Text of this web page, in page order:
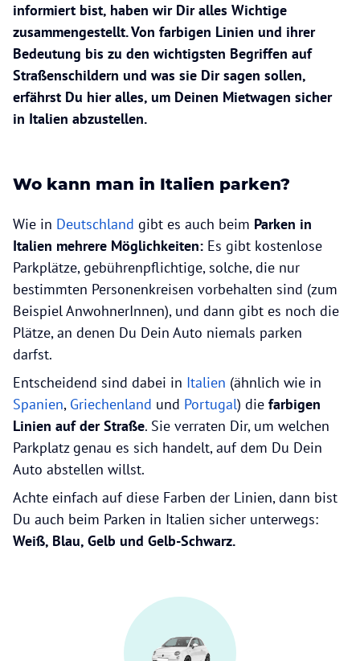
informiert bist, haben wir Dir alles Wichtige
zusammengestellt. Von farbigen Linien und ihrer
Bedeutung bis zu den wichtigsten Begriffen auf
Straßenschildern und was sie Dir sagen sollen,
erfährst Du hier alles, um Deinen Mietwagen sicher
in Italien abzustellen.
Wo kann man in Italien parken?
Wie in Deutschland gibt es auch beim Parken in
Italien mehrere Möglichkeiten: Es gibt kostenlose
Parkplätze, gebührenpflichtige, solche, die nur
bestimmten Personenkreisen vorbehalten sind (zum
Beispiel AnwohnerInnen), und dann gibt es noch die
Plätze, an denen Du Dein Auto niemals parken
darfst.
Entscheidend sind dabei in Italien (ähnlich wie in
Spanien, Griechenland und Portugal) die farbigen
Linien auf der Straße. Sie verraten Dir, um welchen
Parkplatz genau es sich handelt, auf dem Du Dein
Auto abstellen willst.
Achte einfach auf diese Farben der Linien, dann bist
Du auch beim Parken in Italien sicher unterwegs:
Weiß, Blau, Gelb und Gelb-Schwarz.